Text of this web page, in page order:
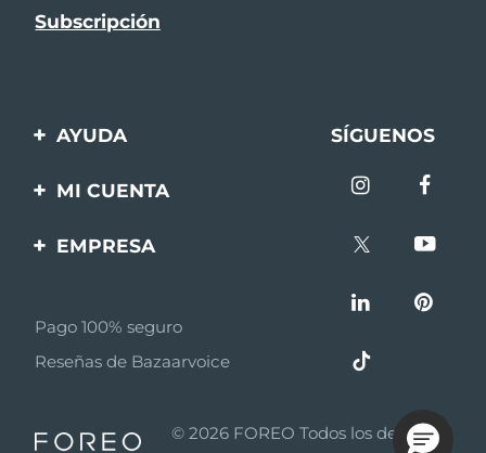
AYUDA
Contáctanos
batería
SÍGUENOS
MI CUENTA
Registro de productos
EMPRESA
Afiliados
Noticias de afiliados
Pago 100% seguro
Reseñas de Bazaarvoice
© 2026 FOREO Todos los derechos